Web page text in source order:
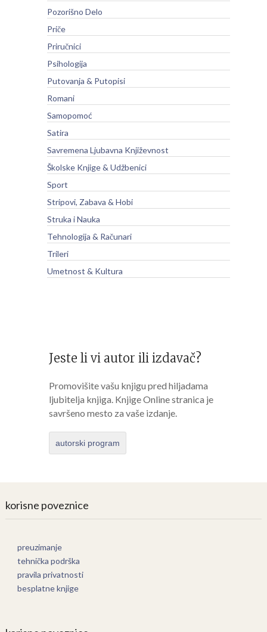
Pozorišno Delo
Priče
Priručnici
Psihologija
Putovanja & Putopisi
Romani
Samopomoć
Satira
Savremena Ljubavna Književnost
Školske Knjige & Udžbenici
Sport
Stripovi, Zabava & Hobi
Struka i Nauka
Tehnologija & Računari
Trileri
Umetnost & Kultura
Jeste li vi autor ili izdavač?
Promovišite vašu knjigu pred hiljadama
ljubitelja knjiga. Knjige Online stranica je
savršeno mesto za vaše izdanje.
autorski program
korisne poveznice
preuzimanje
tehnička podrška
pravila privatnosti
besplatne knjige